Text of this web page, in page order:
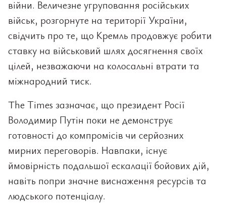
війни. Величезне угруповання російських
військ, розгорнуте на території України,
свідчить про те, що Кремль продовжує робити
ставку на військовий шлях досягнення своїх
цілей, незважаючи на колосальні втрати та
міжнародний тиск.
The Times зазначає, що президент Росії
Володимир Путін поки не демонструє
готовності до компромісів чи серйозних
мирних переговорів. Навпаки, існує
ймовірність подальшої ескалації бойових дій,
навіть попри значне виснаження ресурсів та
людського потенціалу.